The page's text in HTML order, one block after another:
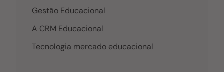
Gestão Educacional
A CRM Educacional
Tecnologia mercado educacional